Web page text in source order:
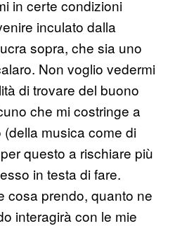
in certe condizioni
inculato dalla
sopra, che sia uno
Non voglio vedermi
di trovare del buono
che mi costringe a
musica come di
questo a rischiare più
in testa di fare.
cosa prendo, quanto ne
interagirà con le mie